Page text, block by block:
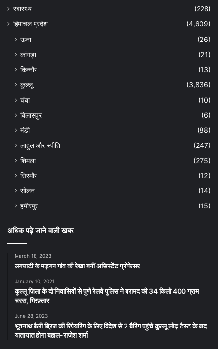
स्वास्थ्य
(228)
हिमाचल प्रदेश
(4,609)
ऊना
(26)
कांगड़ा
(21)
किन्नौर
(13)
कुल्लू
(3,836)
चंबा
(10)
बिलासपुर
(6)
मंडी
(88)
लाहुल और स्पीति
(247)
शिमला
(275)
सिरमौर
(12)
सोलन
(14)
हमीरपुर
(15)
अधिक पढ़े जाने वाली खबर
March 18, 2023
लगघाटी के मड़गन गांव की रेखा बनीं असिस्टेंट प्रोफेसर
January 10, 2021
कुल्लू ज़िला के दो निवासियों से पुणे रेलवे पुलिस ने बरामद की 34 किलो 400 ग्राम
चरस, गिरफ़्तार
June 28, 2023
भूतनाथ बैली ब्रिज की रिपेयरिंग के लिए विदेश से 2 बैरिंग पहुंचे कुल्लू लोढ़ टैस्ट के बाद
यातायात होगा बहाल-राजेश शर्मा